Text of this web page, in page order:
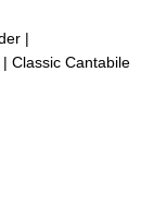
|
Classic Cantabile